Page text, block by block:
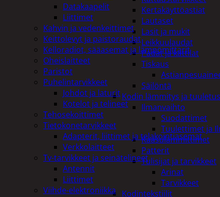
Kertakäyttöastiat
Lautaset
Lasit ja mukit
Leikkuulaudat
Padat ja kattilat
Tiskaus
Säilöntä
Kodin lämmitys ja tuuletus
Ilmanvaihto
Suodattimet
Tuulettimet ja
Kaasulämmittimet
Patterit
Tulisijat ja tarvikkeet
Arinat
Tarvikkeet
Kodintekstiilit
Datakaapelit
Liittimet
Kahvin ja vedenkeittimet
Keittolevyt ja paistoraudat
Kelloradiot, sääasemat ja lämpömittarit
Oheislaitteet
Paristot
Puhelintarvikkeet
Johdot ja laturit
Kotelot ja telineet
Tehosekoittimet
Tietokonetarvikkeet
Adapterit, liittimet ja telakointiasemat
Verkkolaitteet
Tv-tarvikkeet ja seinätelineet
Antennit
Liittimet
Viihde-elektroniikka